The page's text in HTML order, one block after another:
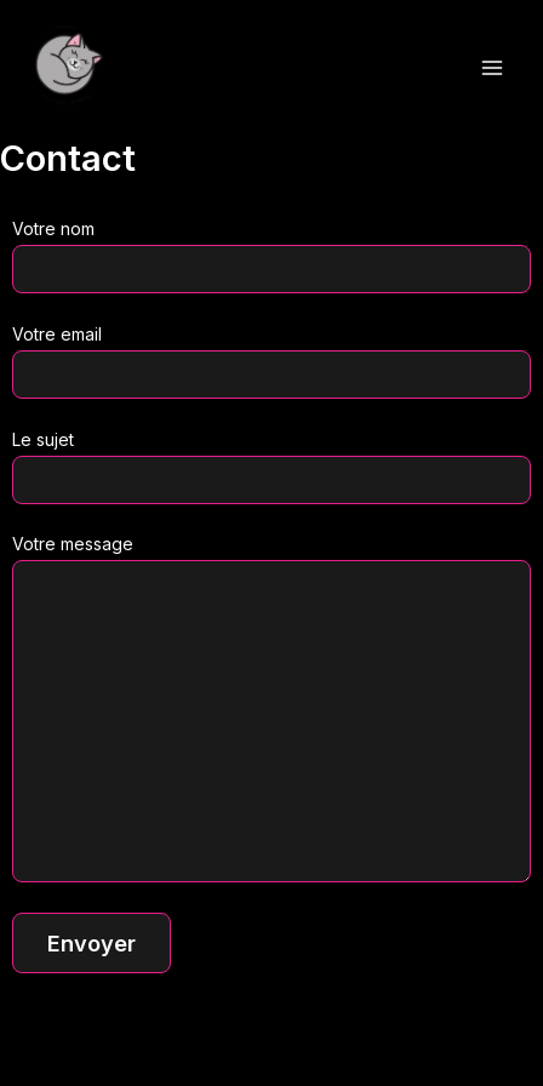
contenu
Contact
Votre nom
Votre email
Le sujet
Votre message